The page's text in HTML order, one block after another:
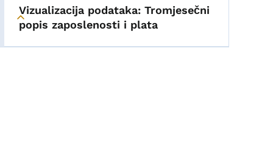
Toggle submenu
Vizualizacija podataka: Tromjesečni
popis zaposlenosti i plata